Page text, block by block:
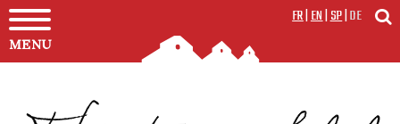
MENU
FR|EN|SP|DE